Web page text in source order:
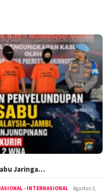
Jaringa…
- INTERNASIONAL
Agustus 3,